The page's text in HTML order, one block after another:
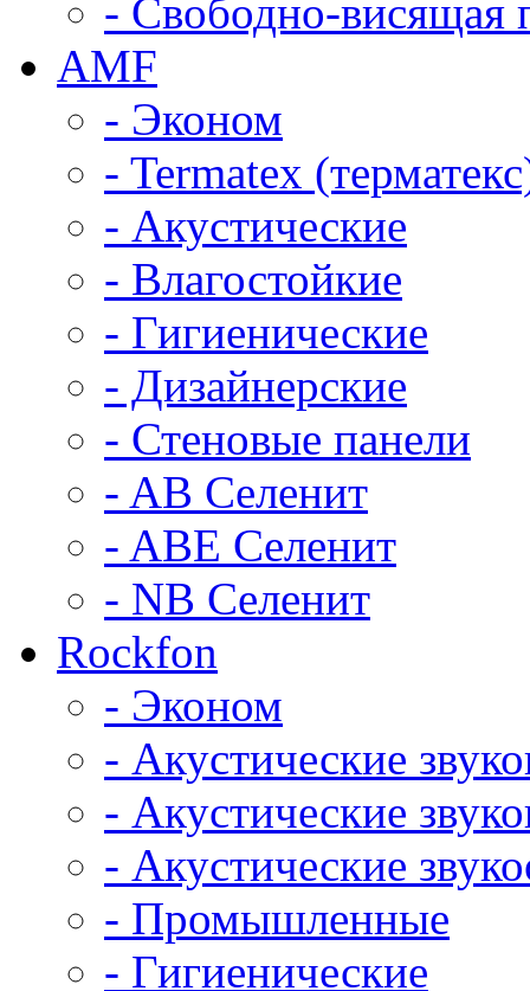
- Свободно-висящая
AMF
- Эконом
- Termatex
- Акустические
- Влагостойкие
- Гигиенические
- Дизайнерские
- Стеновые панели
- AB Селенит
- ABE Селенит
- NB Селенит
Rockfon
- Эконом
- Акустические
- Акустические
- Акустические
- Промышленные
- Гигиенические